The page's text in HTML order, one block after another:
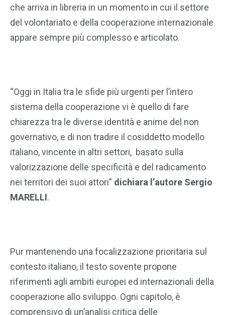
che arriva in libreria in un momento in cui il settore
del volontariato e della cooperazione internazionale
appare sempre più complesso e articolato.
“Oggi in Italia tra le sfide più urgenti per l’intero
sistema della cooperazione vi è quello di fare
chiarezza tra le diverse identità e anime del non
governativo, e di non tradire il cosiddetto modello
italiano, vincente in altri settori, basato sulla
valorizzazione delle specificità e del radicamento
nei territori dei suoi attori” dichiara l’autore Sergio
MARELLI.
Pur mantenendo una focalizzazione prioritaria sul
contesto italiano, il testo sovente propone
riferimenti agli ambiti europei ed internazionali della
cooperazione allo sviluppo. Ogni capitolo, è
comprensivo di un’analisi critica delle